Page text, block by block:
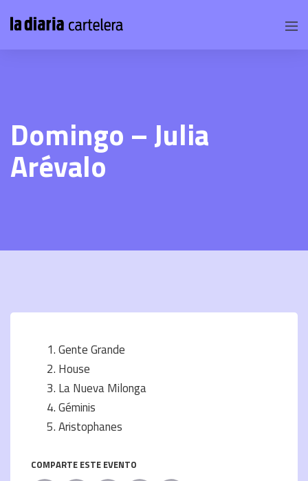
Domingo – Julia
Arévalo
Gente Grande
House
La Nueva Milonga
Géminis
Aristophanes
COMPARTE ESTE EVENTO